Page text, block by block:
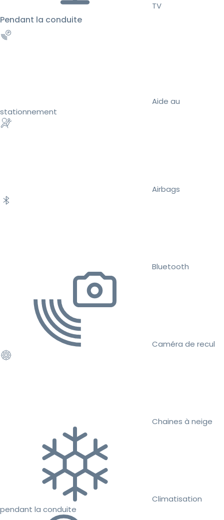
TV
Pendant la conduite
Aide au
stationnement
Airbags
Bluetooth
Caméra de recul
Chaines à neige
Climatisation
pendant la conduite